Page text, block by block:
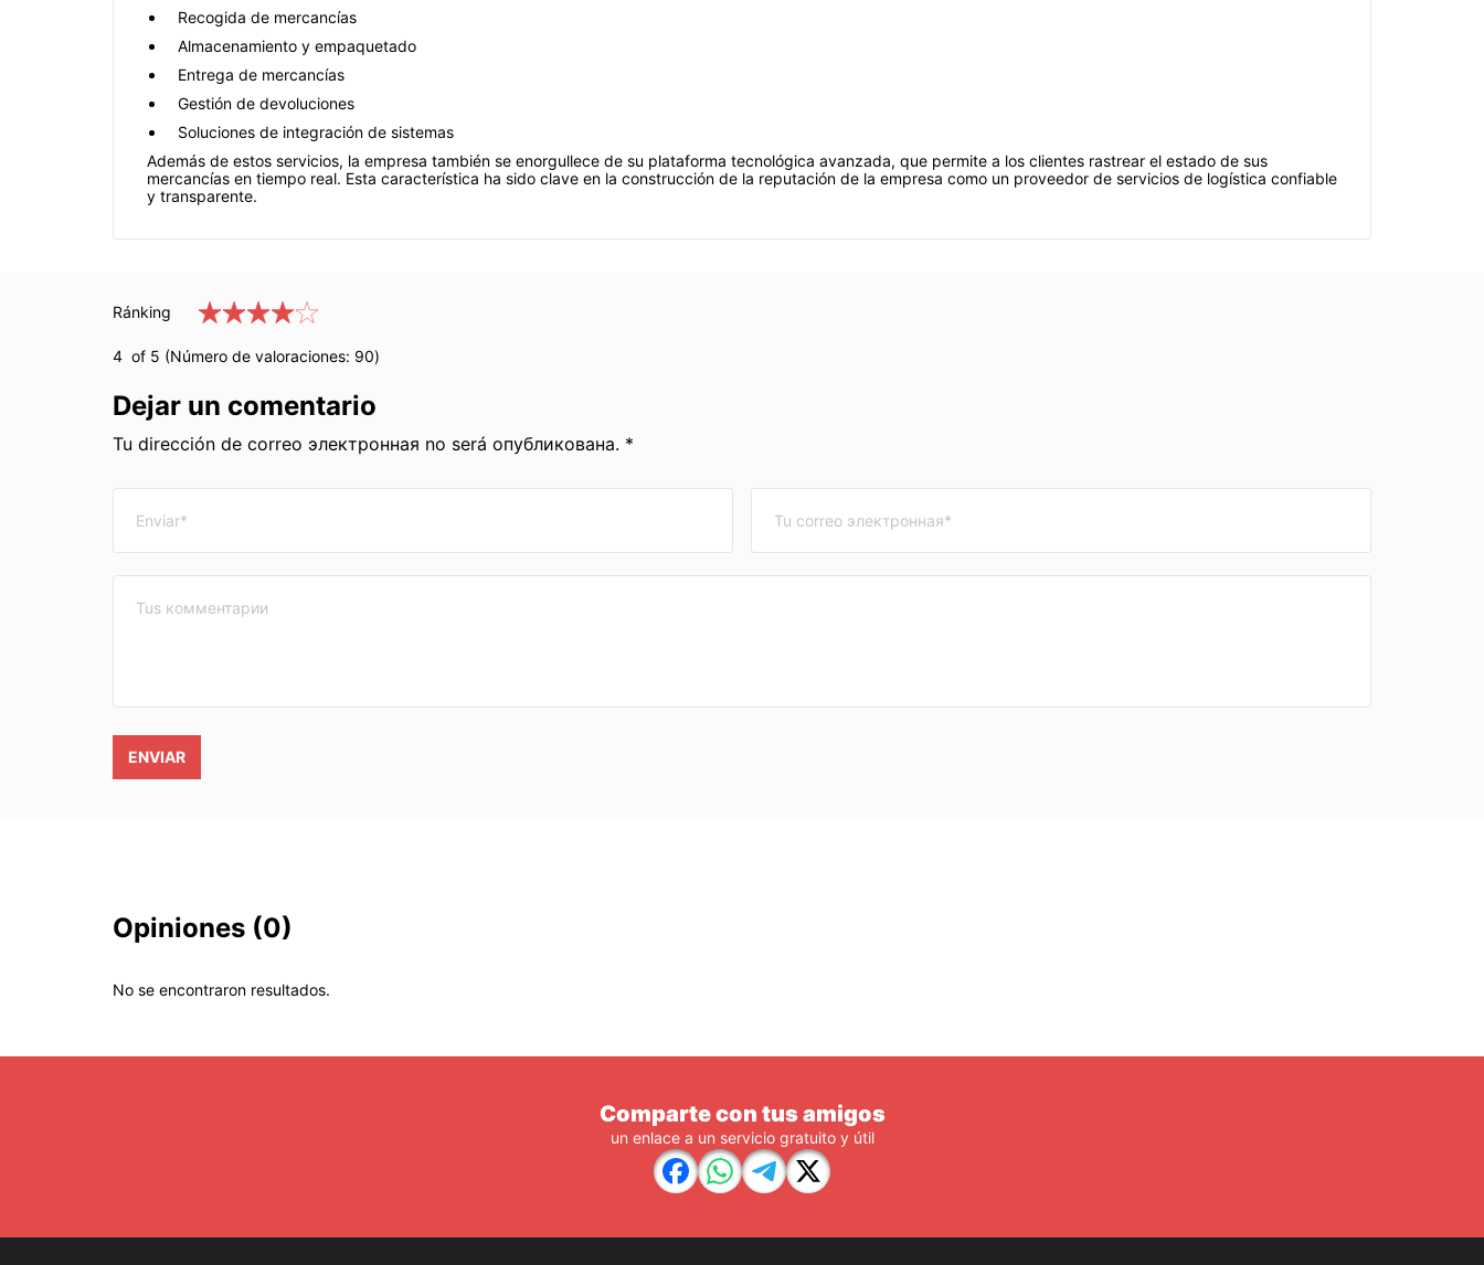
Recogida de mercancías
Almacenamiento y empaquetado
Entrega de mercancías
Gestión de devoluciones
Soluciones de integración de sistemas
Además de estos servicios, la empresa también se enorgullece de su plataforma tecnológica avanzada, que permite a los clientes rastrear el estado de sus
mercancías en tiempo real. Esta característica ha sido clave en la construcción de la reputación de la empresa como un proveedor de servicios de logística confiable
y transparente.
Ránking
4 of 5 (Número de valoraciones: 90)
Dejar un comentario
Tu dirección de correo электронная no será опубликована. *
ENVIAR
Opiniones (0)
No se encontraron resultados.
Comparte con tus amigos
un enlace a un servicio gratuito y útil